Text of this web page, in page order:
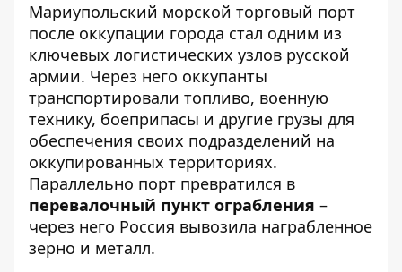
Мариупольский морской торговый порт
после оккупации города стал одним из
ключевых логистических узлов русской
армии. Через него оккупанты
транспортировали топливо, военную
технику, боеприпасы и другие грузы для
обеспечения своих подразделений на
оккупированных территориях.
Параллельно порт превратился в
перевалочный пункт ограбления –
через него Россия вывозила награбленное
зерно и металл.